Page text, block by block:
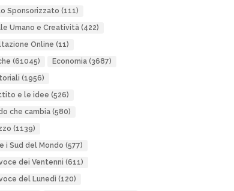
Sponsorizzato (111)
Umano e Creatività(422)
Online (11)
(61045) Economia(3687)
(1956)
e le idee (526)
che cambia(580)
(1139)
e i Sud del Mondo (577)
dei Ventenni (611)
del Lunedì (120)